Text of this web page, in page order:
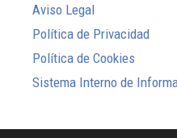
Aviso Legal
Política de Privacidad
Política de Cookies
Sistema Interno de